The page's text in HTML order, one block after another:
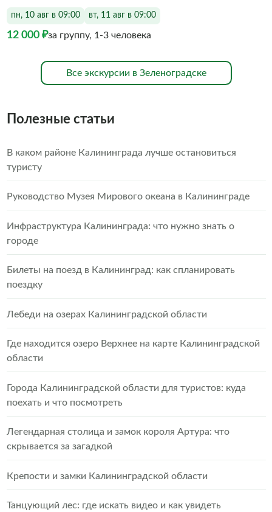
пн, 10 авг в 09:00 вт, 11 авг в 09:00
12 000 ₽за группу, 1-3 человека
Все экскурсии в Зеленоградске
Полезные статьи
В каком районе Калининграда лучше остановиться
туристу
Руководство Музея Мирового океана в Калининграде
Инфраструктура Калининграда: что нужно знать о
городе
Билеты на поезд в Калининград: как спланировать
поездку
Лебеди на озерах Калининградской области
Где находится озеро Верхнее на карте Калининградской
области
Города Калининградской области для туристов: куда
поехать и что посмотреть
Легендарная столица и замок короля Артура: что
скрывается за загадкой
Крепости и замки Калининградской области
Танцующий лес: где искать видео и как увидеть